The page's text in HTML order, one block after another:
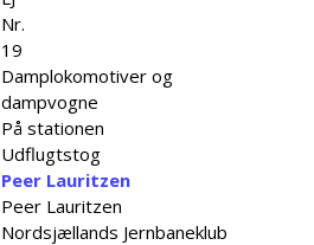
Nr.
19
Damplokomotiver og
dampvogne
På stationen
Udflugtstog
Peer Lauritzen
Peer Lauritzen
Nordsjællands Jernbaneklub